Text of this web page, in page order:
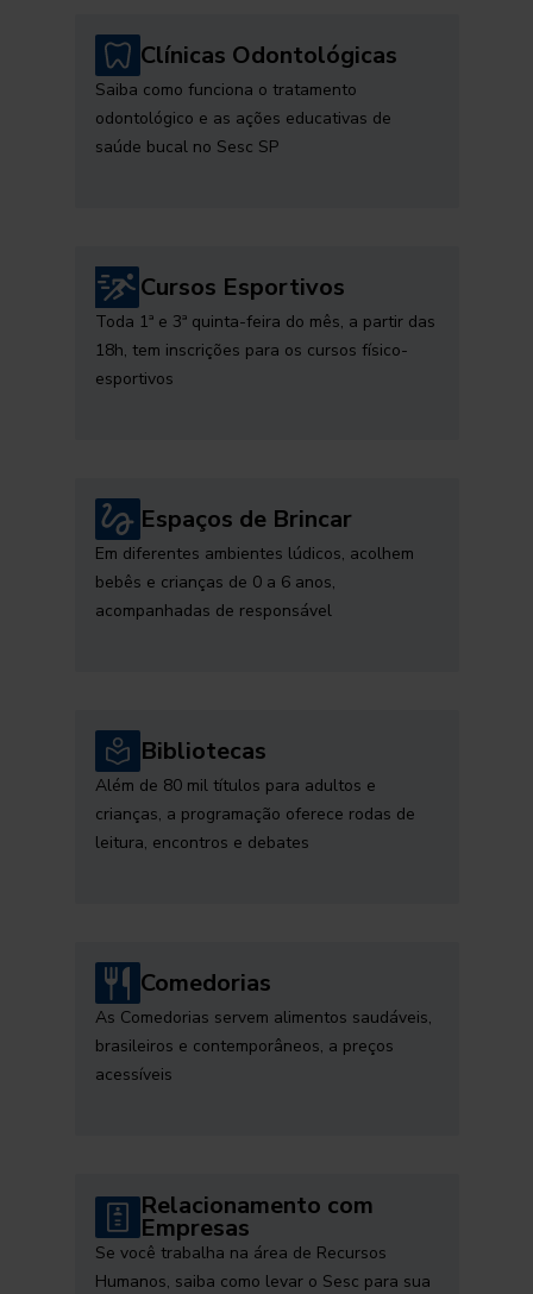
Clínicas Odontológicas
Saiba como funciona o tratamento
odontológico e as ações educativas de
saúde bucal no Sesc SP
Cursos Esportivos
Toda 1ª e 3ª quinta-feira do mês, a partir das
18h, tem inscrições para os cursos físico-
esportivos
Espaços de Brincar
Em diferentes ambientes lúdicos, acolhem
bebês e crianças de 0 a 6 anos,
acompanhadas de responsável
Bibliotecas
Além de 80 mil títulos para adultos e
crianças, a programação oferece rodas de
leitura, encontros e debates
Comedorias
As Comedorias servem alimentos saudáveis,
brasileiros e contemporâneos, a preços
acessíveis
Relacionamento com
Empresas
Se você trabalha na área de Recursos
Humanos, saiba como levar o Sesc para sua